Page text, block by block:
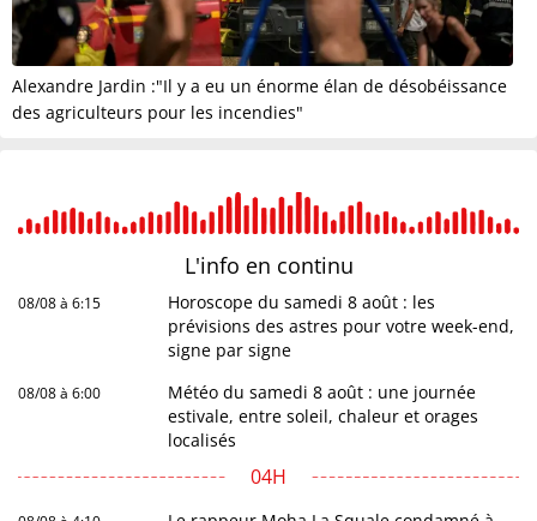
Alexandre Jardin :"Il y a eu un énorme élan de désobéissance
des agriculteurs pour les incendies"
L'info en continu
08/08 à 6:15
Horoscope du samedi 8 août : les
prévisions des astres pour votre week-end,
signe par signe
08/08 à 6:00
Météo du samedi 8 août : une journée
estivale, entre soleil, chaleur et orages
localisés
04H